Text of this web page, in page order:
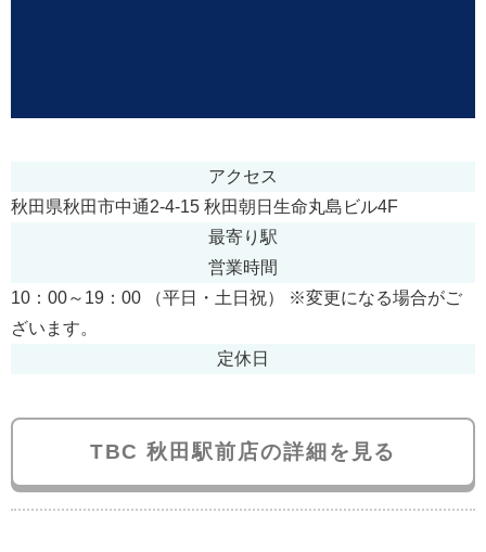
アクセス
秋田県秋田市中通2-4-15 秋田朝日生命丸島ビル4F
最寄り駅
営業時間
10：00～19：00 （平日・土日祝） ※変更になる場合がご
ざいます。
定休日
TBC 秋田駅前店の詳細を見る